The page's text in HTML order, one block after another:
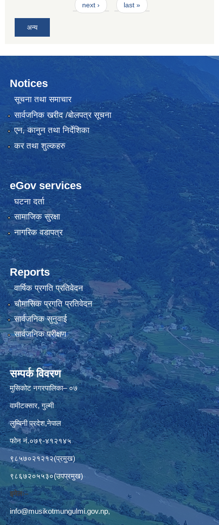
next › last »
अन्य
Notices
सूचना तथा समाचार
सार्वजनिक खरीद /बोलपत्र सूचना
एन, कानुन तथा निर्देशिका
कर तथा शुल्कहरु
eGov services
घटना दर्ता
सामाजिक सुरक्षा
नागरिक वडापत्र
Reports
वार्षिक प्रगति प्रतिवेदन
चौमासिक प्रगति प्रतिवेदन
सार्वजनिक सुनुवाई
सार्वजनिक परीक्षण
सम्पर्क विवरण
मुसिकोट नगरपालिका– ०७
वामीटक्सार, गुल्मी
लुम्बिनी प्रदेश,नेपाल
फोन नं.०७९-४१२१४५
९८५७०२१२१२(प्रमुख)
९८६७२०५५३०(उपप्रमुख)
इमेलः–
info@musikotmungulmi.gov.np,